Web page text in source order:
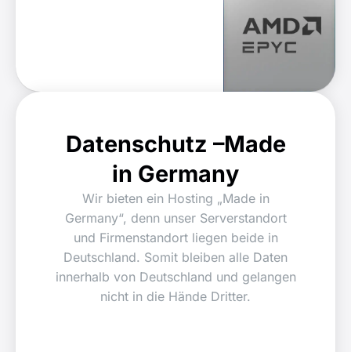
Datenschutz –Made
in Germany​
Wir bieten ein Hosting „Made in
Germany“, denn unser Serverstandort
und Firmenstandort liegen beide in
Deutschland. Somit bleiben alle Daten
innerhalb von Deutschland und gelangen
nicht in die Hände Dritter.